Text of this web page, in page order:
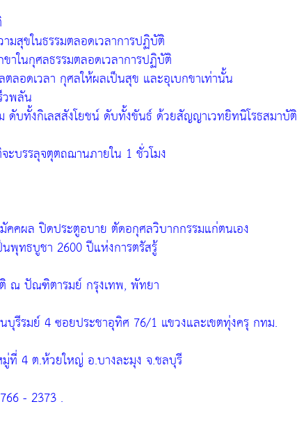
มสุขในธรรมตลอดเวลาการปฏิบัติ
าในกุศลธรรมตลอดเวลาการปฏิบัติ
ตลอดเวลา กุศลให้ผลเป็นสุข และอุเบกขาเท่านั้น
วพลัน
ดับทั้งกิเลสสังโยชน์ ดับทั้งขันธ์ ด้วยสัญญาเวทยิทนิโรธสมาบัติ
ะบรรลุจตุตถฌานภายใน 1 ชั่วโมง
คคผล ปิดประตูอบาย ตัดอกุศลวิบากกรรมแก่ตนเอง
พุทธบูชา 2600 ปีแห่งการตรัสรู้
ณ ปัณฑิตารมย์ กรุงเทพ, พัทยา
บุรีรมย์ 4 ซอยประชาอุทิศ 76/1 แขวงและเขตทุ่งครุ กทม.
ที่ 4 ต.ห้วยใหญ่ อ.บางละมุง จ.ชลบุรี
- 2373 .